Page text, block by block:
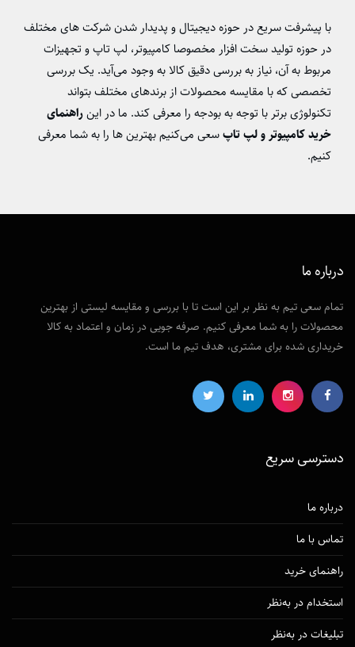
با پیشرفت سریع در حوزه دیجیتال و پدیدار شدن شرکت های مختلف
در حوزه تولید سخت افزار مخصوصا کامپیوتر، لپ تاپ و تجهیزات
مربوط به آن، نیاز به بررسی دقیق کالا به وجود می‌آید. یک بررسی
تخصصی که با مقایسه محصولات از برندهای مختلف بتواند
تکنولوژی برتر با توجه به بودجه را معرفی کند. ما در اینراهنمای
خرید کامپیوتر و لپ تاپسعی می‌کنیم بهترین‌ ها را به شما معرفی
کنیم.
درباره ما
تمام سعی تیم به نظر بر این است تا با بررسی و مقایسه لیستی از بهترین
محصولات را به شما معرفی کنیم. صرفه جویی در زمان و اعتماد به کالا
خریداری شده برای مشتری، هدف تیم ما است.
دسترسی‌ سریع
درباره ما
تماس با ما
راهنمای خرید
استخدام در به‌نظر
تبلیغات در به‌نظر